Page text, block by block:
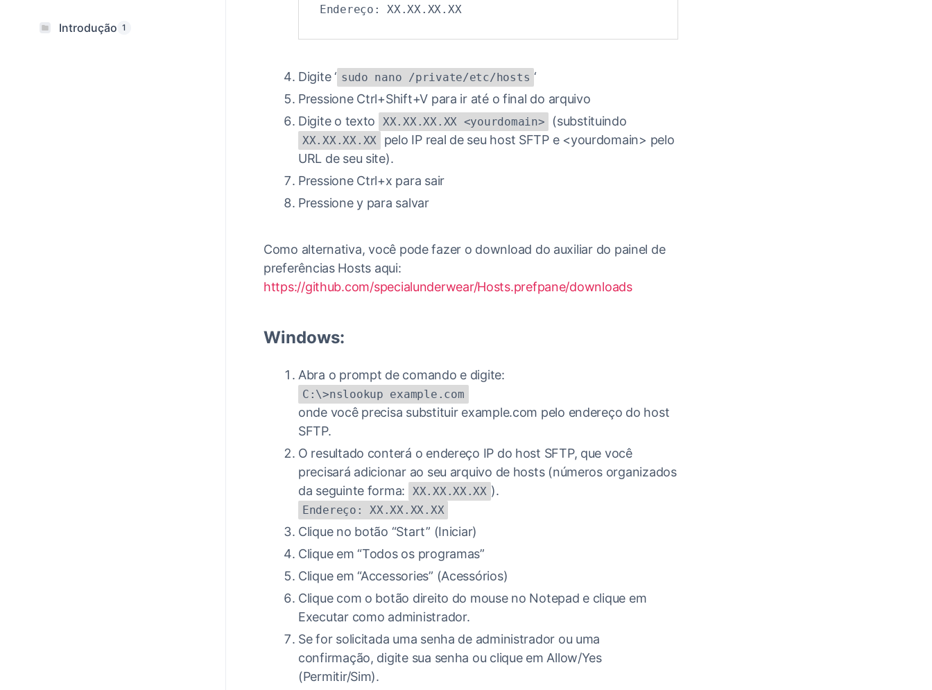
Introdução 1
Endereço: XX.XX.XX.XX
Digite ‘ sudo nano /private/etc/hosts ‘
Pressione Ctrl+Shift+V para ir até o final do arquivo
Digite o texto
XX.XX.XX.XX <yourdomain> (substituindo
XX.XX.XX.XX
pelo IP real de seu host SFTP e <yourdomain> pelo
URL de seu site).
Pressione Ctrl+x para sair
Pressione y para salvar
Como alternativa, você pode fazer o download do auxiliar do painel de
preferências Hosts aqui:
https://github.com/specialunderwear/Hosts.prefpane/downloads
Windows:
Abra o prompt de comando e digite:
C:\>nslookup example.com
onde você precisa substituir example.com pelo endereço do host
SFTP.
O resultado conterá o endereço IP do host SFTP, que você
precisará adicionar ao seu arquivo de hosts (números organizados
da seguinte forma:
XX.XX.XX.XX ).
Endereço: XX.XX.XX.XX
Clique no botão “Start” (Iniciar)
Clique em “Todos os programas”
Clique em “Accessories” (Acessórios)
Clique com o botão direito do mouse no Notepad e clique em
Executar como administrador.
Se for solicitada uma senha de administrador ou uma
confirmação, digite sua senha ou clique em Allow/Yes
(Permitir/Sim).